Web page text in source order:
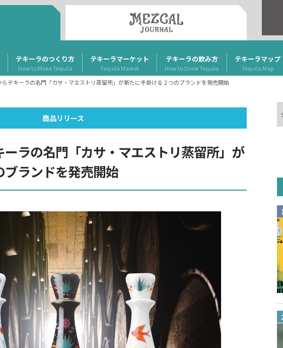
テキーラのつくり方
How to Make Tequila
テキーラマーケット
Tequila Market
テキーラの飲み方
How to Drink Tequila
テキーラマップ
Tequila Map
テキーラの名門「カサ・マエストリ蒸留所」が新たに手掛ける２つのブランドを発売開始
商品リリース
ラの名門「カサ・マエストリ蒸留所」が
ランドを発売開始
索